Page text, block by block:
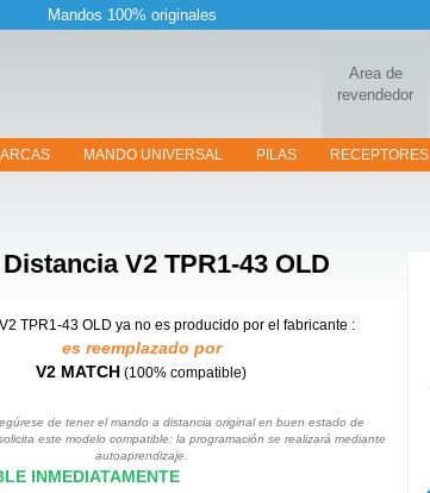
Mandos 100% originales
Area de
revendedor
MANDO UNIVERSAL PILAS RECEPTORES
V2 TPR1-43 OLD
TPR1-43 OLD ya no es producido por el fabricante :
es reemplazado por
V2 MATCH (100% compatible)
de tener el mando a distancia original en buen estado de
este modelo compatible: la programación se realizará mediante
autoaprendizaje.
INMEDIATAMENTE